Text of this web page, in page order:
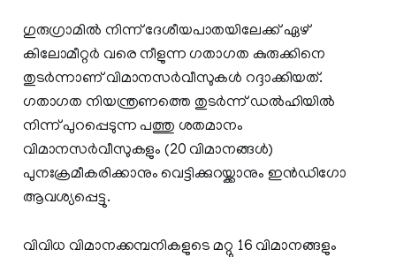
ഗുരുഗ്രാമിൽ നിന്ന് ദേശീയപാതയിലേക്ക് ഏഴ്
കിലോമീറ്റർ വരെ നീളുന്ന ഗതാഗത കുരുക്കിനെ
തുടർന്നാണ് വിമാനസർവീസുകൾ റദ്ദാക്കിയത്.
ഗതാഗത നിയന്ത്രണത്തെ തുടർന്ന് ഡൽഹിയിൽ
നിന്ന് പുറപ്പെടുന്ന പത്തു ശതമാനം
വിമാനസർവീസുകളും (20 വിമാനങ്ങൾ)
പുനഃക്രമീകരിക്കാനും വെട്ടിക്കുറയ്ക്കാനും ഇൻഡിഗോ
ആവശ്യപ്പെട്ടു.
വിവിധ വിമാനക്കമ്പനികളുടെ മറ്റു 16 വിമാനങ്ങളും